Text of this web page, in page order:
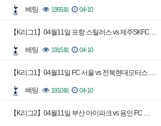
베팅 1955회 04-10
【K리그1】04월11일 포항 스틸러스 vs 제주SKFC…
베팅 1915회 04-10
【K리그1】04월11일 FC 서울 vs 전북현대모터스 …
베팅 1910회 04-10
【K리그2】04월11일 부산 아이파크 vs 용인 FC …